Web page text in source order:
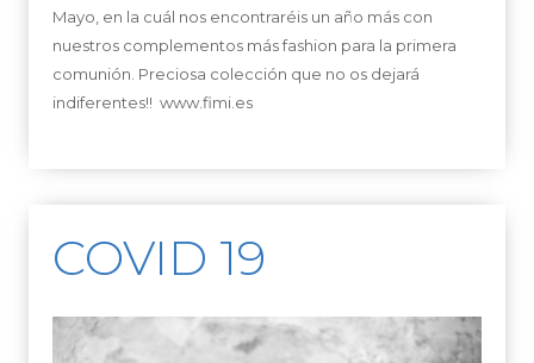
Mayo, en la cuál nos encontraréis un año más con
nuestros complementos más fashion para la primera
comunión. Preciosa colección que no os dejará
indiferentes!! www.fimi.es
COVID 19